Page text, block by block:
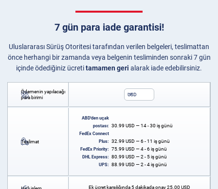
7 gün para iade garantisi!
Uluslararası Sürüş Otoritesi tarafından verilen belgeleri, teslimattan
önce herhangi bir zamanda veya belgenin tesliminden sonraki 7 gün
içinde ödediğiniz ücretitamamen geri alarak iade edebilirsiniz.
Ödemenin yapılacağı
para birimi
USD
Teslimat
ABD'den uçak
postası:
30.99 USD — 14 - 30 iş günü
FedEx Connect
Plus:
32.99 USD — 6 - 11 iş günü
FedEx Priority: 75.99 USD — 4 - 6 iş günü
DHL Express: 80.99 USD — 2 - 5 iş günü
UPS: 88.99 USD — 2 - 4 iş günü
Ek ücret karşılığında 5 dakikada onay25.00 USD